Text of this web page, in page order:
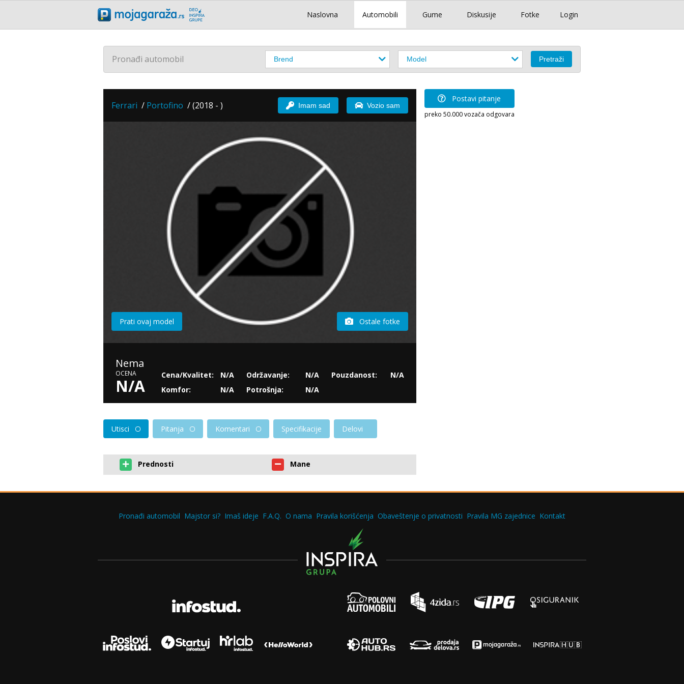
Login
Naslovna Automobili Gume Diskusije Fotke
Pronađi automobil
Ferrari / Portofino /(2018 - ) Imam sad Vozio sam
Prati ovaj model Ostale fotke
Nema
OCENA
N/A
Cena/Kvalitet:
N/A
Komfor:
N/A
Održavanje:
N/A
Potrošnja:
N/A
Pouzdanost: N/A
Utisci Pitanja Komentari Specifikacije Delovi
Prednosti Mane
Postavi pitanje
preko 50.000 vozača odgovara
Pronađi automobil Majstor si? Imaš ideje F.A.Q. O nama Pravila korišćenja Obaveštenje o privatnosti Pravila MG zajednice Kontakt